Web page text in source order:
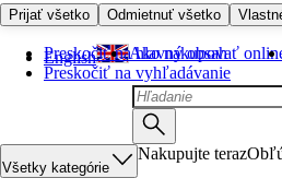
Prijať všetko Odmietnuť všetko
Preskočiť na hlavný obsah
Preskočiť na vyhľadávanie
English Ako nakupovať
Všetky kategórie
Nakupujte teraz